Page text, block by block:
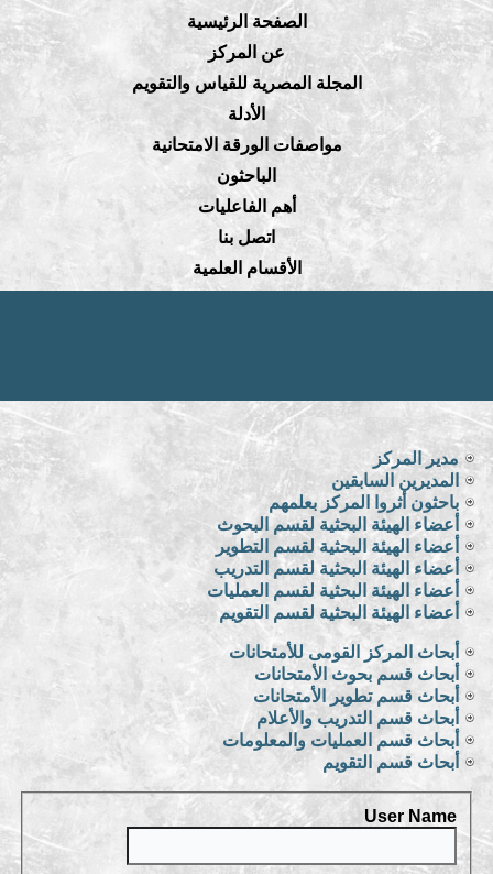
الصفحة الرئيسية
عن المركز
المجلة المصرية للقياس والتقويم
الأدلة
مواصفات الورقة الامتحانية
الباحثون
أهم الفاعليات
اتصل بنا
الأقسام العلمية
مدير المركز
المديرين السابقين
باحثون أثروا المركز بعلمهم
أعضاء الهيئة البحثية لقسم البحوث
أعضاء الهيئة البحثية لقسم التطوير
أعضاء الهيئة البحثية لقسم التدريب
أعضاء الهيئة البحثية لقسم العمليات
أعضاء الهيئة البحثية لقسم التقويم
أبحاث المركز القومى للأمتحانات
أبحاث قسم بحوث الأمتحانات
أبحاث قسم تطوير الأمتحانات
أبحاث قسم التدريب والأعلام
أبحاث قسم العمليات والمعلومات
أبحاث قسم التقويم
User Name